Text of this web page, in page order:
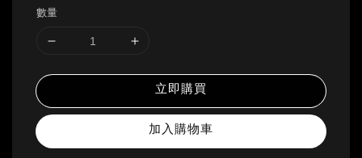
數量
立即購買
加入購物車